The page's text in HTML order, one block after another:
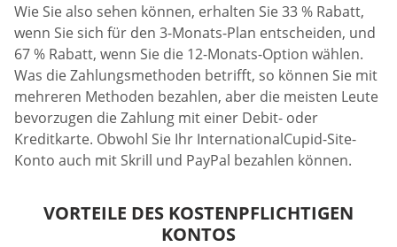
Wie Sie also sehen können, erhalten Sie 33 % Rabatt,
wenn Sie sich für den 3-Monats-Plan entscheiden, und
67 % Rabatt, wenn Sie die 12-Monats-Option wählen.
Was die Zahlungsmethoden betrifft, so können Sie mit
mehreren Methoden bezahlen, aber die meisten Leute
bevorzugen die Zahlung mit einer Debit- oder
Kreditkarte. Obwohl Sie Ihr InternationalCupid-Site-
Konto auch mit Skrill und PayPal bezahlen können.
VORTEILE DES KOSTENPFLICHTIGEN
KONTOS